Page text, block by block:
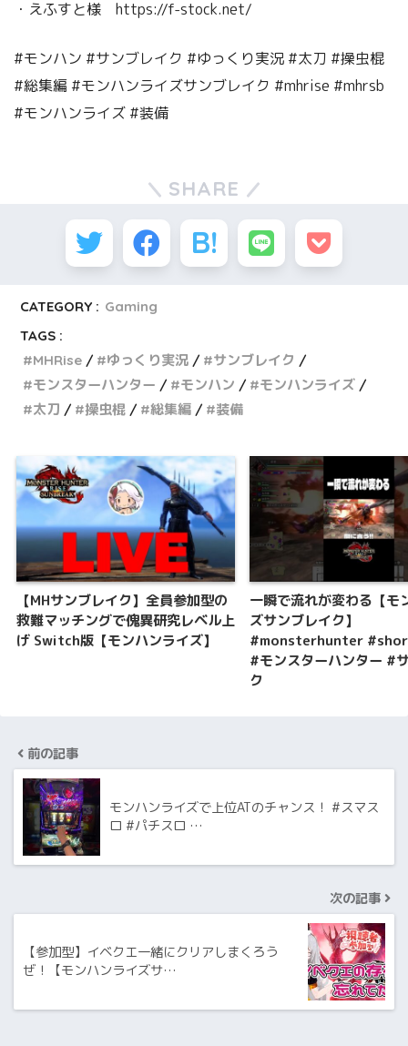
・えふすと様 https://f-stock.net/
#モンハン #サンブレイク #ゆっくり実況 #太刀 #操虫棍
#総集編 #モンハンライズサンブレイク #mhrise #mhrsb
#モンハンライズ #装備
SHARE
CATEGORY : Gaming
TAGS :
MHRise
ゆっくり実況
サンブレイク
モンスターハンター
モンハン
モンハンライズ
太刀
操虫棍 総集編 装備
【MHサンブレイク】全員参加型の
救難マッチングで傀異研究レベル上
げ Switch版【モンハンライズ】
一瞬で流れが変わる【モ
ズサンブレイク】
#monsterhunter
#モンスターハンター #
ク
前の記事
モンハンライズで上位ATのチャンス！ #スマス
ロ #パチスロ …
次の記事
【参加型】イベクエ一緒にクリアしまくろう
ぜ！【モンハンライズサ…